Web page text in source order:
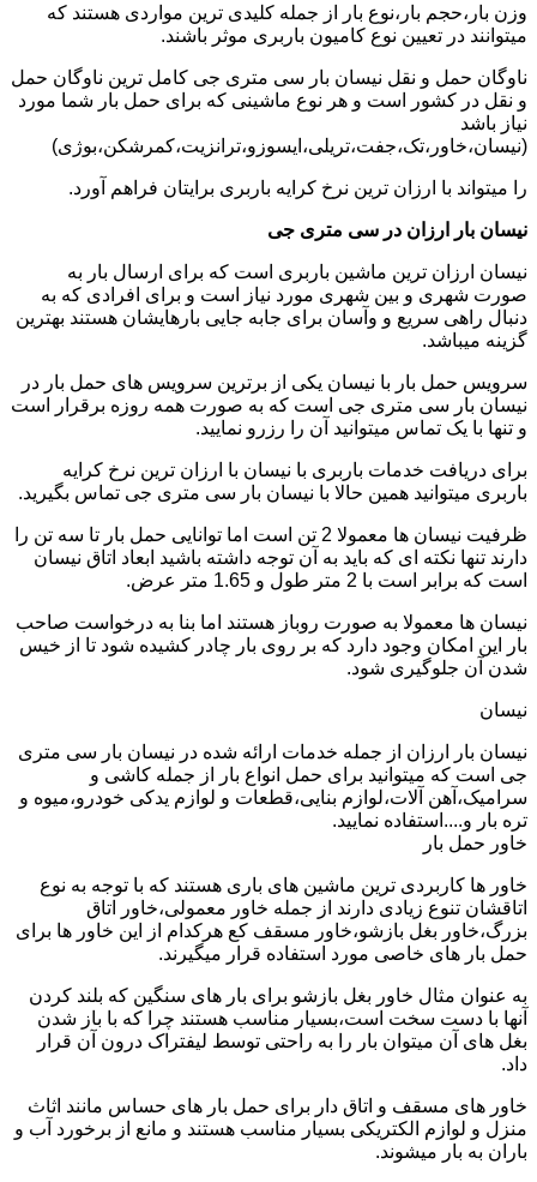
وزن بار،حجم بار،نوع بار از جمله کلیدی ترین مواردی هستند که
میتوانند در تعیین نوع کامیون باربری موثر باشند.
ناوگان حمل و نقل نیسان بار سی متری جی کامل ترین ناوگان حمل
و نقل در کشور است و هر نوع ماشینی که برای حمل بار شما مورد
نیاز باشد
(نیسان،خاور،تک،جفت،تریلی،ایسوزو،ترانزیت،کمرشکن،بوژی)
را میتواند با ارزان ترین نرخ کرایه باربری برایتان فراهم آورد.
نیسان بار ارزان در سی متری جی
نیسان ارزان ترین ماشین باربری است که برای ارسال بار به
صورت شهری و بین شهری مورد نیاز است و برای افرادی که به
دنبال راهی سریع و وآسان برای جابه جایی بارهایشان هستند بهترین
گزینه میباشد.
سرویس حمل بار با نیسان یکی از برترین سرویس های حمل بار در
نیسان بار سی متری جی است که به صورت همه روزه برقرار است
و تنها با یک تماس میتوانید آن را رزرو نمایید.
برای دریافت خدمات باربری با نیسان با ارزان ترین نرخ کرایه
باربری میتوانید همین حالا با نیسان بار سی متری جی تماس بگیرید.
ظرفیت نیسان ها معمولا 2 تن است اما توانایی حمل بار تا سه تن را
دارند تنها نکته ای که باید به آن توجه داشته باشید ابعاد اتاق نیسان
است که برابر است با 2 متر طول و 1.65 متر عرض.
نیسان ها معمولا به صورت روباز هستند اما بنا به درخواست صاحب
بار این امکان وجود دارد که بر روی بار چادر کشیده شود تا از خیس
شدن آن جلوگیری شود.
نیسان
نیسان بار ارزان از جمله خدمات ارائه شده در نیسان بار سی متری
جی است که میتوانید برای حمل انواع بار از جمله کاشی و
سرامیک،آهن آلات،لوازم بنایی،قطعات و لوازم یدکی خودرو،میوه و
تره بار و....استفاده نمایید.
خاور حمل بار
خاور ها کاربردی ترین ماشین های باری هستند که با توجه به نوع
اتاقشان تنوع زیادی دارند از جمله خاور معمولی،خاور اتاق
بزرگ،خاور بغل بازشو،خاور مسقف کع هرکدام از این خاور ها برای
حمل بار های خاصی مورد استفاده قرار میگیرند.
به عنوان مثال خاور بغل بازشو برای بار های سنگین که بلند کردن
آنها با دست سخت است،بسیار مناسب هستند چرا که با باز شدن
بغل های آن میتوان بار را به راحتی توسط لیفتراک درون آن قرار
داد.
خاور های مسقف و اتاق دار برای حمل بار های حساس مانند اثاث
منزل و لوازم الکتریکی بسیار مناسب هستند و مانع از برخورد آب و
باران به بار میشوند.